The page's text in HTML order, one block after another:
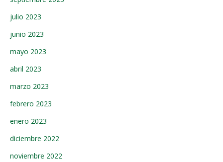
julio 2023
junio 2023
mayo 2023
abril 2023
marzo 2023
febrero 2023
enero 2023
diciembre 2022
noviembre 2022